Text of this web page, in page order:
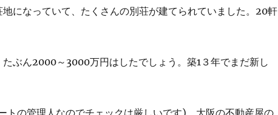
になっていて、たくさんの別荘が建てられていました。20軒
ぶん2000～3000万円はしたでしょう。築1３年でまだ新し
トの管理人なのでチェックは厳しいです) 大阪の不動産屋の